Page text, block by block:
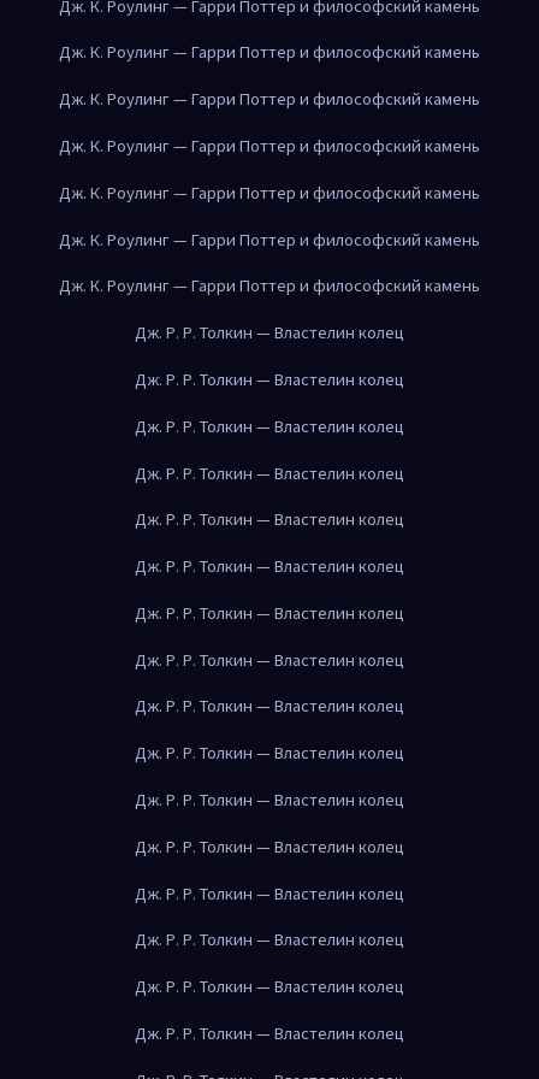
Дж. К. Роулинг — Гарри Поттер и философский камень
Дж. К. Роулинг — Гарри Поттер и философский камень
Дж. К. Роулинг — Гарри Поттер и философский камень
Дж. К. Роулинг — Гарри Поттер и философский камень
Дж. К. Роулинг — Гарри Поттер и философский камень
Дж. К. Роулинг — Гарри Поттер и философский камень
Дж. К. Роулинг — Гарри Поттер и философский камень
Дж. Р. Р. Толкин — Властелин колец
Дж. Р. Р. Толкин — Властелин колец
Дж. Р. Р. Толкин — Властелин колец
Дж. Р. Р. Толкин — Властелин колец
Дж. Р. Р. Толкин — Властелин колец
Дж. Р. Р. Толкин — Властелин колец
Дж. Р. Р. Толкин — Властелин колец
Дж. Р. Р. Толкин — Властелин колец
Дж. Р. Р. Толкин — Властелин колец
Дж. Р. Р. Толкин — Властелин колец
Дж. Р. Р. Толкин — Властелин колец
Дж. Р. Р. Толкин — Властелин колец
Дж. Р. Р. Толкин — Властелин колец
Дж. Р. Р. Толкин — Властелин колец
Дж. Р. Р. Толкин — Властелин колец
Дж. Р. Р. Толкин — Властелин колец